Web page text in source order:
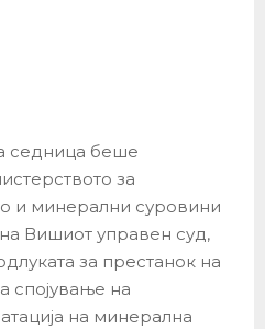
седница беше
за
и минерални суровини
Вишиот управен суд,
за престанок на
спојување на
на минерална